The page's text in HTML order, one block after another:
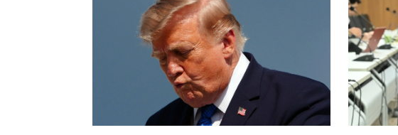
ความมั่นคงล่าสุดจะเน้นย้ำถึงความเสี่ยงที่ยังคงมีอยู่สำหรับ
การขนส่งทางเรือในภูมิภาคก็ตาม